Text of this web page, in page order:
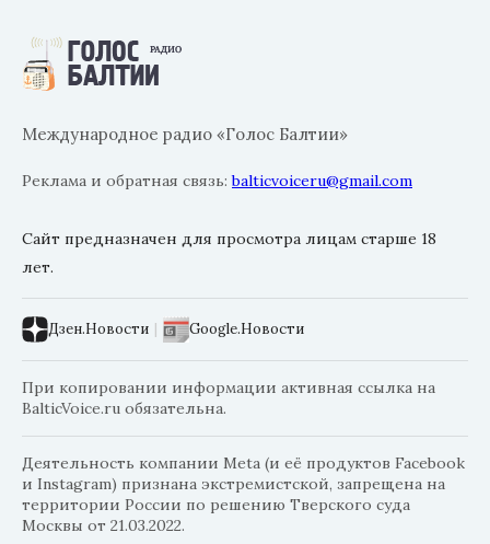
Международное радио «Голос Балтии»
Реклама и обратная связь:balticvoiceru@gmail.com
Сайт предназначен для просмотра лицам старше 18
лет.
Дзен.Новости | Google.Новости
При копировании информации активная ссылка на
BalticVoice.ru обязательна.
Деятельность компании Meta (и её продуктов Facebook
и Instagram) признана экстремистской, запрещена на
территории России по решению Тверского суда
Москвы от 21.03.2022.